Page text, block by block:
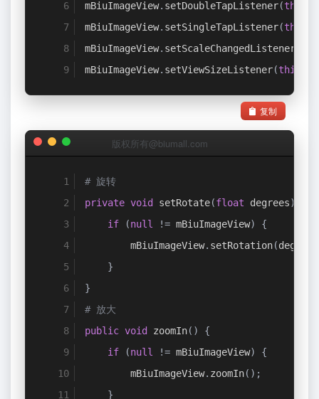
mBiuImageView. setDoubleTapListener(this
mBiuImageView. setSingleTapListener(this
mBiuImageView. setScaleChangedListener
mBiuImageView. setViewSizeListener(this
复制
版权所有@biumall.com
# 旋转
private void setRotate(float degrees)
if
(null != mBiuImageView)
{
mBiuImageView. setRotation(degrees
}
}
# 放大
public void zoomIn()
{
if
(null != mBiuImageView)
{
mBiuImageView. zoomIn();
}